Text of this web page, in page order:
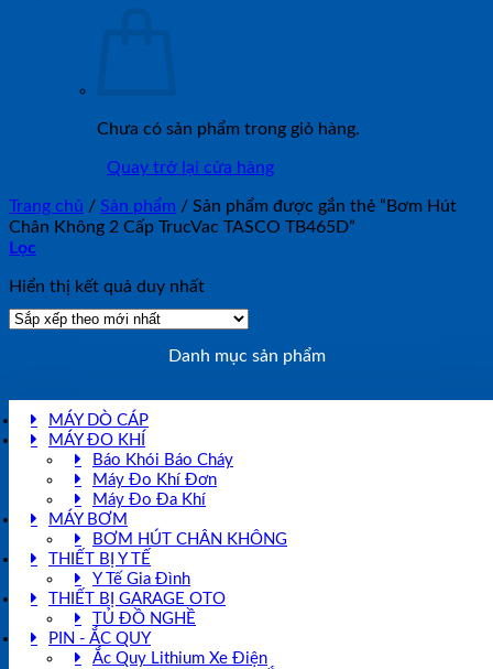
Chưa có sản phẩm trong giỏ hàng.
Quay trở lại cửa hàng
Trang chủ / Sản phẩm / Sản phẩm được gắn thẻ “Bơm Hút
Chân Không 2 Cấp TrucVac TASCO TB465D”
Lọc
Hiển thị kết quả duy nhất
Danh mục sản phẩm
MÁY DÒ CÁP
MÁY ĐO KHÍ
Báo Khói Báo Cháy
Máy Đo Khí Đơn
Máy Đo Đa Khí
MÁY BƠM
BƠM HÚT CHÂN KHÔNG
THIẾT BỊ Y TẾ
Y Tế Gia Đình
THIẾT BỊ GARAGE OTO
TỦ ĐỒ NGHỀ
PIN - ẮC QUY
Ắc Quy Lithium Xe Điện